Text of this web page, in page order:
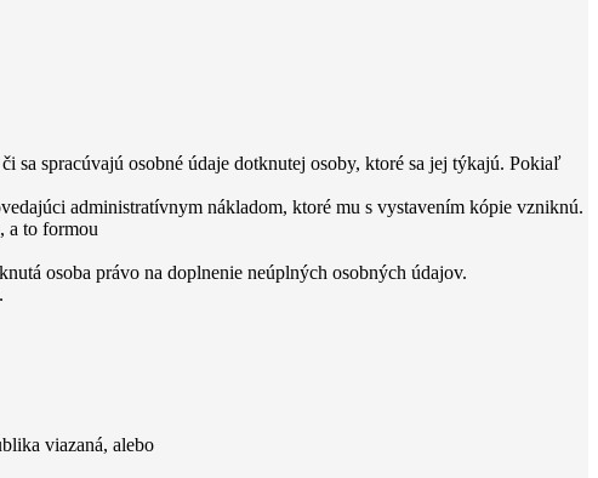
sa spracúvajú osobné údaje dotknutej osoby, ktoré sa jej týkajú. Pokiaľ
administratívnym nákladom, ktoré mu s vystavením kópie vzniknú.
a to formou
osoba právo na doplnenie neúplných osobných údajov.
viazaná, alebo